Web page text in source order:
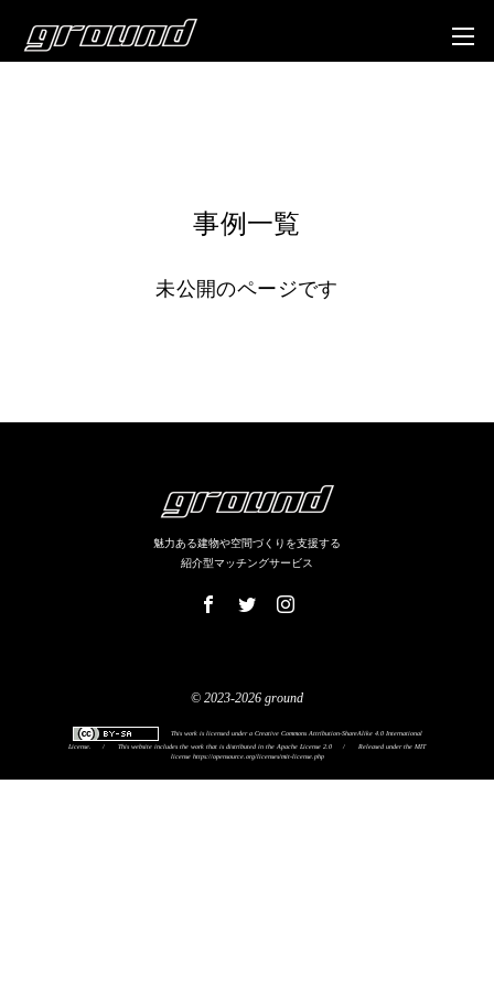
事例一覧
未公開のページです
魅力ある建物や空間づくりを支援する
紹介型マッチングサービス
© 2023-2026 ground
This work is licensed under a Creative Commons Attribution-ShareAlike 4.0 International
License / This website includes the work that is distributed in the Apache License 2.0 /
Released under the MIT
license https://opensource.org/licenses/mit-license.php